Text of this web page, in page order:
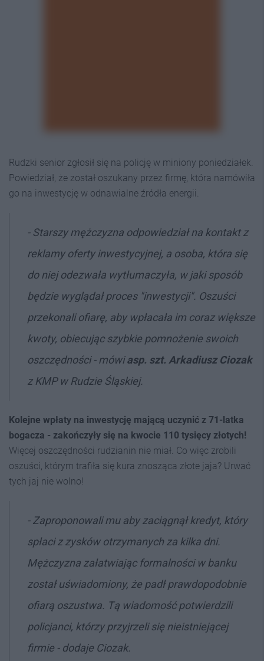
Rudzki senior zgłosił się na policję w miniony poniedziałek.
Powiedział, że został oszukany przez firmę, która namówiła
go na inwestycję w odnawialne źródła energii.
- Starszy mężczyzna odpowiedział na kontakt z
reklamy oferty inwestycyjnej, a osoba, która się
do niej odezwała wytłumaczyła, w jaki sposób
będzie wyglądał proces "inwestycji". Oszuści
przekonali ofiarę, aby wpłacała im coraz większe
kwoty, obiecując szybkie pomnożenie swoich
oszczędności - mówiasp. szt. Arkadiusz Ciozak
z KMP w Rudzie Śląskiej.
Kolejne wpłaty na inwestycję mającą uczynić z 71-latka
bogacza - zakończyły się na kwocie 110 tysięcy złotych!
Więcej oszczędności rudzianin nie miał. Co więc zrobili
oszuści, którym trafiła się kura znosząca złote jaja? Urwać
tych jaj nie wolno!
- Zaproponowali mu aby zaciągnął kredyt, który
spłaci z zysków otrzymanych za kilka dni.
Mężczyzna załatwiając formalności w banku
został uświadomiony, że padł prawdopodobnie
ofiarą oszustwa. Tą wiadomość potwierdzili
policjanci, którzy przyjrzeli się nieistniejącej
firmie - dodaje Ciozak.